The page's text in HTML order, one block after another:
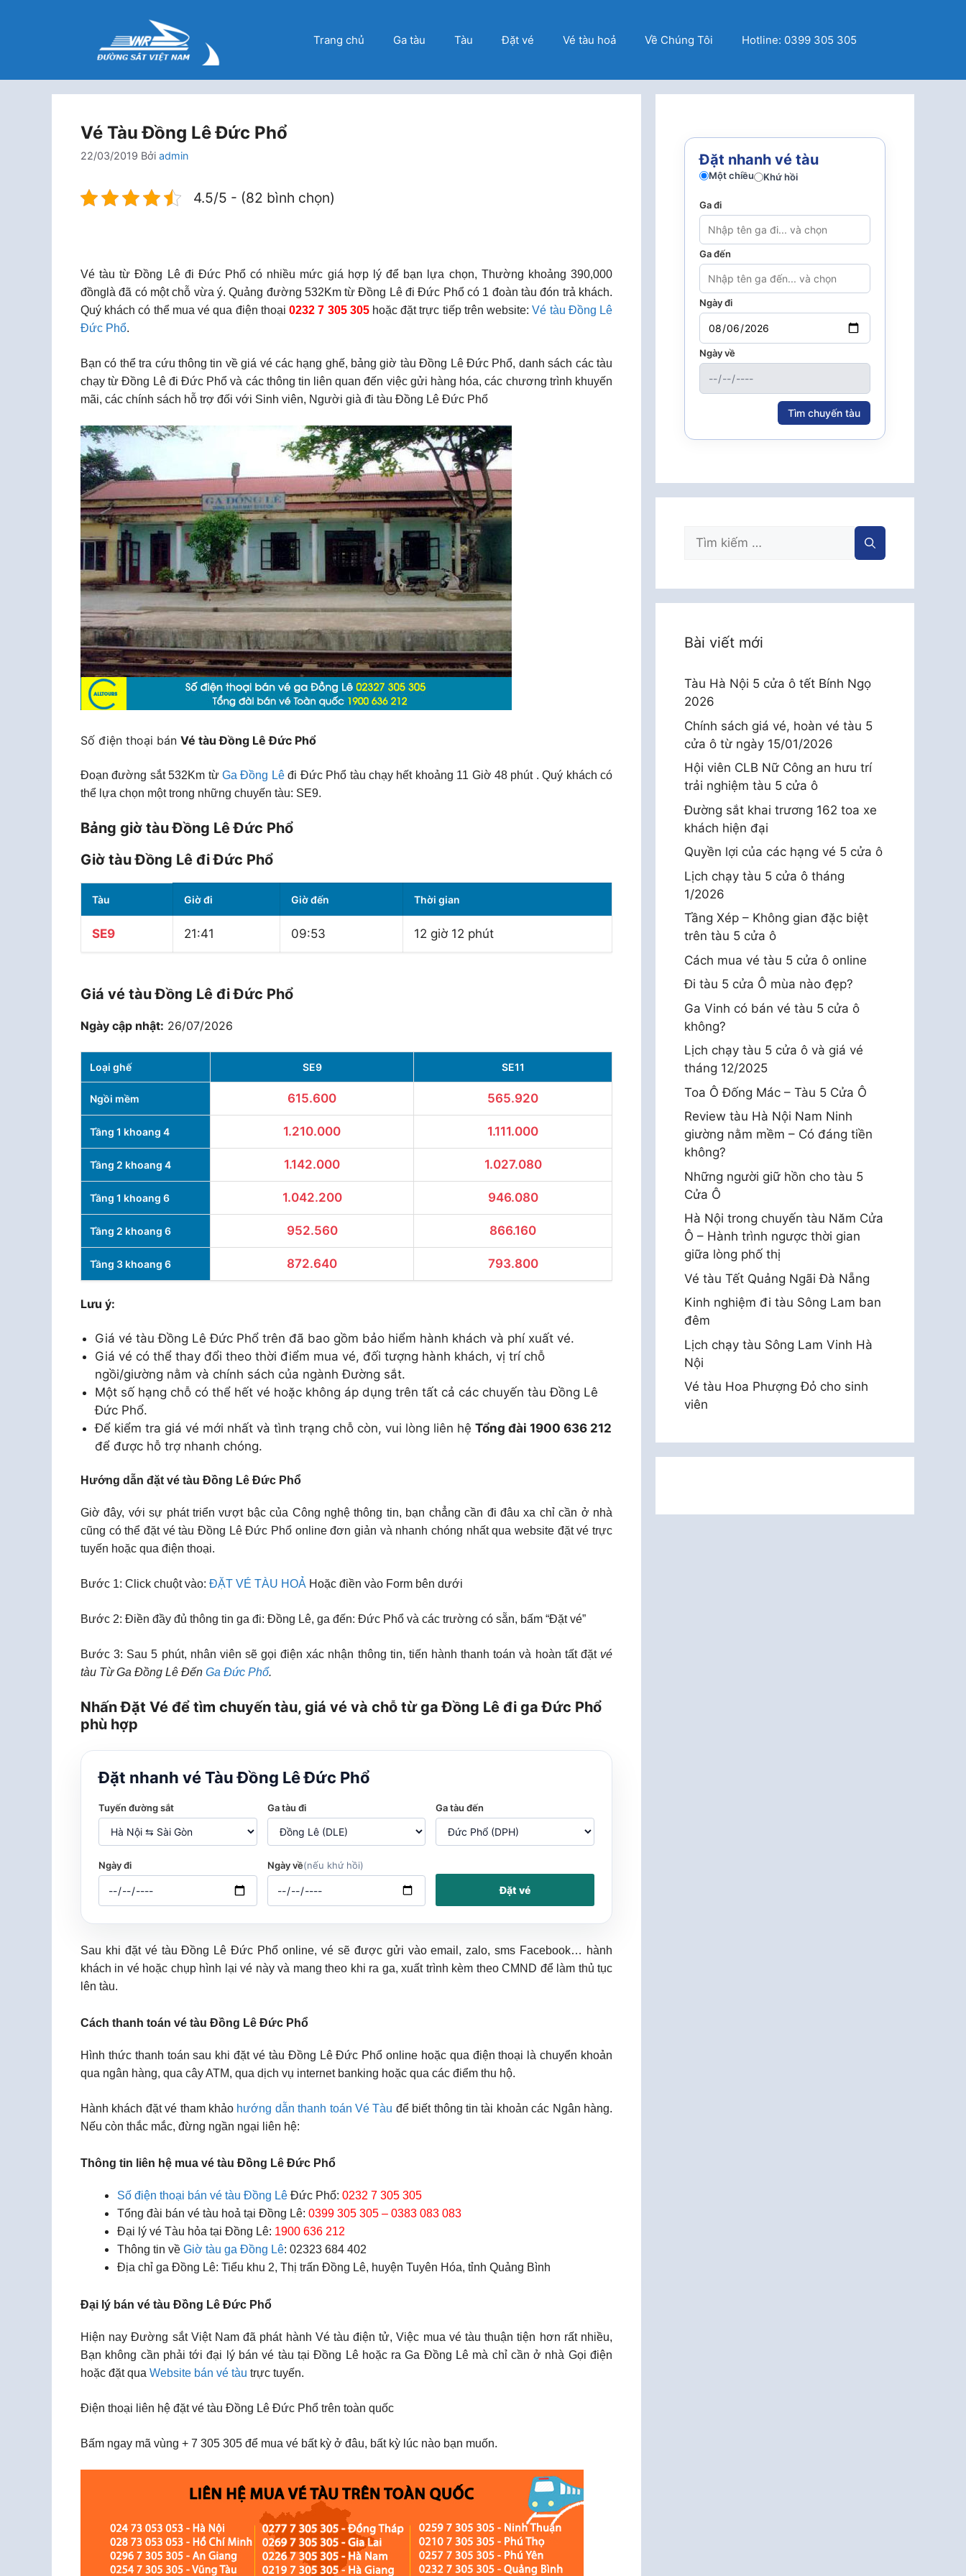
Trang chủ Ga tàu Tàu Đặt vé Vé tàu hoả Về Chúng Tôi Hotline: 0399 305 305
Vé Tàu Đồng Lê Đức Phổ
22/03/2019 Bởi admin
4.5/5 - (82 bình chọn)
Vé tàu từ Đồng Lê đi Đức Phổ có nhiều mức giá hợp lý để bạn lựa chọn, Thường khoảng 390,000
đồnglà đã có một chỗ vừa ý. Quảng đường 532Km từ Đồng Lê đi Đức Phổ có 1 đoàn tàu đón trả khách.
Quý khách có thể mua vé qua điện thoại0232 7 305 305hoặc đặt trực tiếp trên website:Vé tàu Đồng Lê
Đức Phổ.
Bạn có thể tra cứu thông tin về giá vé các hạng ghế, bảng giờ tàu Đồng Lê Đức Phổ, danh sách các tàu
chạy từ Đồng Lê đi Đức Phổ và các thông tin liên quan đến việc gửi hàng hóa, các chương trình khuyến
mãi, các chính sách hỗ trợ đối với Sinh viên, Người già đi tàu Đồng Lê Đức Phổ
Số điện thoại bán Vé tàu Đồng Lê Đức Phổ
Đoạn đường sắt 532Km từGa Đồng Lêđi Đức Phổ tàu chạy hết khoảng 11 Giờ 48 phút . Quý khách có
thể lựa chọn một trong những chuyến tàu: SE9.
Bảng giờ tàu Đồng Lê Đức Phổ
Giờ tàu Đồng Lê đi Đức Phổ
Tàu Giờ đi Giờ đến Thời gian
SE9 21:41 09:53 12 giờ 12 phút
Giá vé tàu Đồng Lê đi Đức Phổ
Ngày cập nhật: 26/07/2026
Loại ghế SE9 SE11
Ngồi mềm 615.600 565.920
Tầng 1 khoang 4 1.210.000 1.111.000
Tầng 2 khoang 4 1.142.000 1.027.080
Tầng 1 khoang 6 1.042.200 946.080
Tầng 2 khoang 6 952.560 866.160
Tầng 3 khoang 6 872.640 793.800
Lưu ý:
Giá vé tàu Đồng Lê Đức Phổ trên đã bao gồm bảo hiểm hành khách và phí xuất vé.
Giá vé có thể thay đổi theo thời điểm mua vé, đối tượng hành khách, vị trí chỗ
ngồi/giường nằm và chính sách của ngành Đường sắt.
Một số hạng chỗ có thể hết vé hoặc không áp dụng trên tất cả các chuyến tàu Đồng Lê
Đức Phổ.
Để kiểm tra giá vé mới nhất và tình trạng chỗ còn, vui lòng liên hệ Tổng đài 1900 636 212
để được hỗ trợ nhanh chóng.
Hướng dẫn đặt vé tàu Đồng Lê Đức Phổ
Giờ đây, với sự phát triển vượt bậc của Công nghệ thông tin, bạn chẳng cần đi đâu xa chỉ cần ở nhà
cũng có thể đặt vé tàu Đồng Lê Đức Phổ online đơn giản và nhanh chóng nhất qua website đặt vé trực
tuyến hoặc qua điện thoại.
Bước 1: Click chuột vào: ĐẶT VÉ TÀU HOẢ Hoặc điền vào Form bên dưới
Bước 2: Điền đầy đủ thông tin ga đi: Đồng Lê, ga đến: Đức Phổ và các trường có sẵn, bấm “Đặt vé”
Bước 3: Sau 5 phút, nhân viên sẽ gọi điện xác nhận thông tin, tiến hành thanh toán và hoàn tất đặt vé
tàu Từ Ga Đồng Lê Đến Ga Đức Phổ.
Nhấn Đặt Vé để tìm chuyến tàu, giá vé và chỗ từ ga Đồng Lê đi ga Đức Phổ
phù hợp
Đặt nhanh vé Tàu Đồng Lê Đức Phổ
Tuyến đường sắt Ga tàu đi Ga tàu đến
Ngày đi Ngày về(nếu khứ hồi)
Đặt vé
Sau khi đặt vé tàu Đồng Lê Đức Phổ online, vé sẽ được gửi vào email, zalo, sms Facebook… hành
khách in vé hoặc chụp hình lại vé này và mang theo khi ra ga, xuất trình kèm theo CMND để làm thủ tục
lên tàu.
Cách thanh toán vé tàu Đồng Lê Đức Phổ
Hình thức thanh toán sau khi đặt vé tàu Đồng Lê Đức Phổ online hoặc qua điện thoại là chuyển khoản
qua ngân hàng, qua cây ATM, qua dịch vụ internet banking hoặc qua các điểm thu hộ.
Hành khách đặt vé tham khảo hướng dẫn thanh toán Vé Tàu để biết thông tin tài khoản các Ngân hàng.
Nếu còn thắc mắc, đừng ngần ngại liên hệ:
Thông tin liên hệ mua vé tàu Đồng Lê Đức Phổ
Số điện thoại bán vé tàu Đồng Lê Đức Phổ: 0232 7 305 305
Tổng đài bán vé tàu hoả tại Đồng Lê: 0399 305 305 – 0383 083 083
Đại lý vé Tàu hỏa tại Đồng Lê: 1900 636 212
Thông tin về Giờ tàu ga Đồng Lê: 02323 684 402
Địa chỉ ga Đồng Lê: Tiểu khu 2, Thị trấn Đồng Lê, huyện Tuyên Hóa, tỉnh Quảng Bình
Đại lý bán vé tàu Đồng Lê Đức Phổ
Hiện nay Đường sắt Việt Nam đã phát hành Vé tàu điện tử, Việc mua vé tàu thuận tiện hơn rất nhiều,
Bạn không cần phải tới đại lý bán vé tàu tại Đồng Lê hoặc ra Ga Đồng Lê mà chỉ cần ở nhà Gọi điện
hoặc đặt qua Website bán vé tàu trực tuyến.
Điện thoại liên hệ đặt vé tàu Đồng Lê Đức Phổ trên toàn quốc
Bấm ngay mã vùng + 7 305 305 để mua vé bất kỳ ở đâu, bất kỳ lúc nào bạn muốn.
Đặt nhanh vé tàu
Một chiều Khứ hồi
Ga đi
Ga đến
Ngày đi
Ngày về
Tìm chuyến tàu
Tìm
Bài viết mới
Tàu Hà Nội 5 cửa ô tết Bính Ngọ
2026
Chính sách giá vé, hoàn vé tàu 5
cửa ô từ ngày 15/01/2026
Hội viên CLB Nữ Công an hưu trí
trải nghiệm tàu 5 cửa ô
Đường sắt khai trương 162 toa xe
khách hiện đại
Quyền lợi của các hạng vé 5 cửa ô
Lịch chạy tàu 5 cửa ô tháng
1/2026
Tầng Xép – Không gian đặc biệt
trên tàu 5 cửa ô
Cách mua vé tàu 5 cửa ô online
Đi tàu 5 cửa Ô mùa nào đẹp?
Ga Vinh có bán vé tàu 5 cửa ô
không?
Lịch chạy tàu 5 cửa ô và giá vé
tháng 12/2025
Toa Ô Đống Mác – Tàu 5 Cửa Ô
Review tàu Hà Nội Nam Ninh
giường nằm mềm – Có đáng tiền
không?
Những người giữ hồn cho tàu 5
Cửa Ô
Hà Nội trong chuyến tàu Năm Cửa
Ô – Hành trình ngược thời gian
giữa lòng phố thị
Vé tàu Tết Quảng Ngãi Đà Nẵng
Kinh nghiệm đi tàu Sông Lam ban
đêm
Lịch chạy tàu Sông Lam Vinh Hà
Nội
Vé tàu Hoa Phượng Đỏ cho sinh
viên